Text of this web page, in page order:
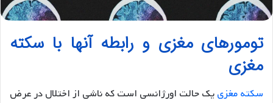
تومورهای مغزی و رابطه آنها با سکته
مغزی
سکته مغزییک حالت اورژانسی است که ناشی از اختلال در عرض